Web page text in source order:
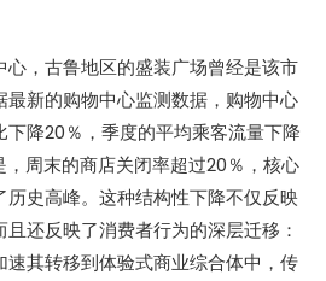
心，古鲁地区的盛装广场曾经是该市
最新的购物中心监测数据，购物中心
下降20％，季度的平均乘客流量下降
，周末的商店关闭率超过20％，核心
史高峰。这种结构性下降不仅反映
还反映了消费者行为的深层迁移：
其转移到体验式商业综合体中，传